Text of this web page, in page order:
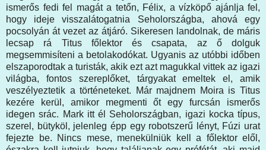
ismerős fedi fel magát a tetőn, Félix, a vízköpő ajánlja fel,
hogy ideje visszalátogatnia Seholországba, ahová egy
pocsolyán át vezet az átjáró. Sikeresen landolnak, de máris
lecsap rá Titus főlektor és csapata, az ő dolguk
megsemmisíteni a betolakodókat. Ugyanis az utóbbi időben
elszaporodtak a turisták, akik ezt azt magukkal vittek az igazi
világba, fontos szereplőket, tárgyakat emeltek el, amik
veszélyeztetik a történeteket. Már majdnem Moira is Titus
kezére kerül, amikor megmenti őt egy furcsán ismerős
idegen srác. Mark itt él Seholországban, igazi kocka típus,
szerel, bütyköl, jelenleg épp egy robotszerű lényt, Fúzi urat
fejezte be. Nincs mese, menekülniük kell a főlektor elől,